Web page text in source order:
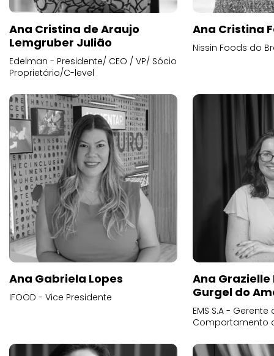
Ana Cristina de Araujo
Lemgruber Julião
Edelman - Presidente/ CEO / VP/ Sócio
Proprietário/C-level
Ana Cristina
Nissin Foods do
Ana Gabriela Lopes
IFOOD - Vice Presidente
Ana
Gurgel do
EMS S.A -
Comportamento